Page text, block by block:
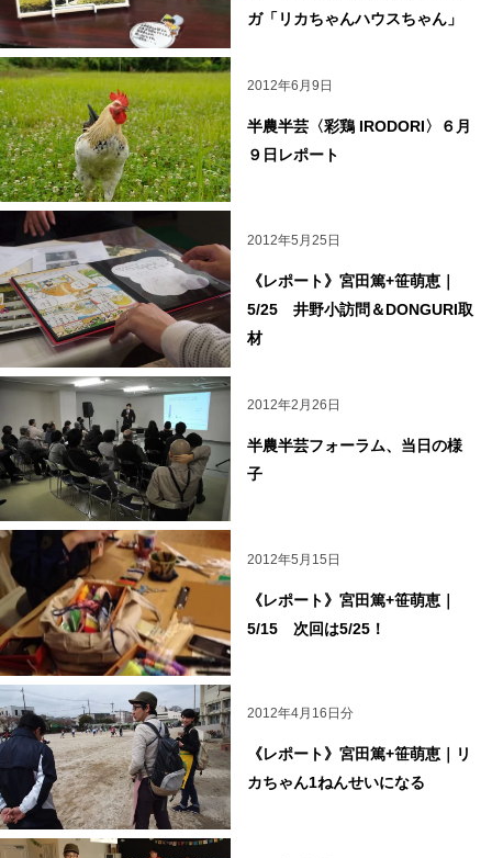
ガ「リカちゃんハウスちゃん」
2012年6月9日
半農半芸〈彩鶏 IRODORI〉６月
９日レポート
2012年5月25日
《レポート》宮田篤+笹萌恵｜
5/25 井野小訪問＆DONGURI取
材
2012年2月26日
半農半芸フォーラム、当日の様
子
2012年5月15日
《レポート》宮田篤+笹萌恵｜
5/15 次回は5/25！
2012年4月16日分
《レポート》宮田篤+笹萌恵｜リ
カちゃん1ねんせいになる